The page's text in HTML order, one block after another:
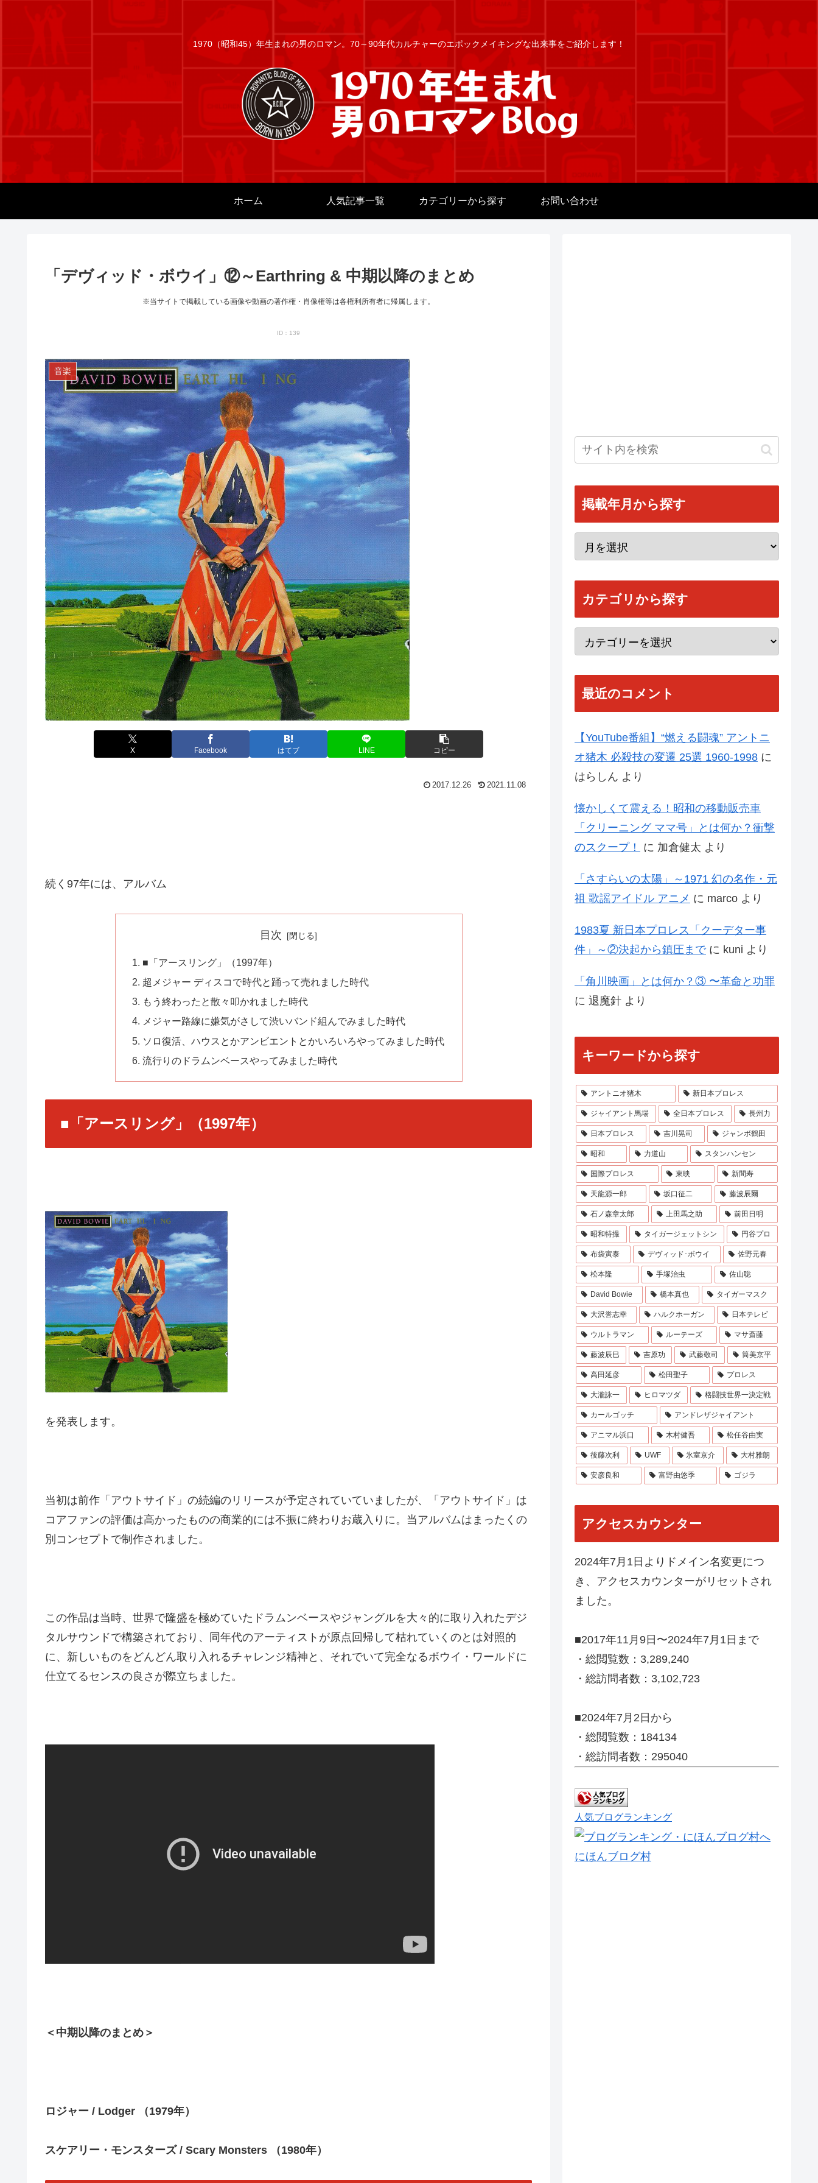
1970（昭和45）年生まれの男のロマン。70～90年代カルチャーのエポックメイキングな出来事をご紹介します！
ホーム 人気記事一覧 カテゴリーから探す お問い合わせ
「デヴィッド・ボウイ」⑫～Earthring & 中期以降のまとめ
※当サイトで掲載している画像や動画の著作権・肖像権等は各権利所有者に帰属します。
ID：139
音楽
X Facebook はてブ LINE コピー
2017.12.26 2021.11.08
続く97年には、アルバム
目次
■「アースリング」（1997年）
超メジャー ディスコで時代と踊って売れました時代
もう終わったと散々叩かれました時代
メジャー路線に嫌気がさして渋いバンド組んでみました時代
ソロ復活、ハウスとかアンビエントとかいろいろやってみました時代
流行りのドラムンベースやってみました時代
■「アースリング」（1997年）
を発表します。
当初は前作「アウトサイド」の続編のリリースが予定されていていましたが、「アウトサイド」は
コアファンの評価は高かったものの商業的には不振に終わりお蔵入りに。当アルバムはまったくの
別コンセプトで制作されました。
この作品は当時、世界で隆盛を極めていたドラムンベースやジャングルを大々的に取り入れたデジ
タルサウンドで構築されており、同年代のアーティストが原点回帰して枯れていくのとは対照的
に、新しいものをどんどん取り入れるチャレンジ精神と、それでいて完全なるボウイ・ワールドに
仕立てるセンスの良さが際立ちました。
＜中期以降のまとめ＞
ロジャー / Lodger （1979年）
スケアリー・モンスターズ / Scary Monsters （1980年）
掲載年月から探す
カテゴリから探す
最近のコメント
【YouTube番組】“燃える闘魂” アントニ
オ猪木 必殺技の変遷 25選 1960-1998 に
はらしん より
懐かしくて震える！昭和の移動販売車
「クリーニング ママ号」とは何か？衝撃
のスクープ！
に 加倉健太 より
「さすらいの太陽」～1971 幻の名作・元
祖 歌謡アイドル アニメ に marco より
1983夏 新日本プロレス「クーデター事
件」～②決起から鎮圧までに kuni より
「角川映画」とは何か？③ 〜革命と功罪
に 退魔針 より
キーワードから探す
アントニオ猪木 新日本プロレス
ジャイアント馬場 全日本プロレス 長州力
日本プロレス 吉川晃司 ジャンボ鶴田
昭和 力道山 スタンハンセン
国際プロレス 東映 新間寿
天龍源一郎 坂口征二 藤波辰爾
石ノ森章太郎 上田馬之助 前田日明
昭和特撮 タイガージェットシン 円谷プロ
布袋寅泰 デヴィッド･ボウイ 佐野元春
松本隆 手塚治虫 佐山聡
David Bowie 橋本真也 タイガーマスク
大沢誉志幸 ハルクホーガン 日本テレビ
ウルトラマン ルーテーズ マサ斎藤
藤波辰巳 吉原功 武藤敬司 筒美京平
高田延彦 松田聖子 プロレス
大瀧詠一 ヒロマツダ 格闘技世界一決定戦
カールゴッチ アンドレザジャイアント
アニマル浜口 木村健吾 松任谷由実
後藤次利 UWF 氷室京介 大村雅朗
安彦良和 富野由悠季 ゴジラ
アクセスカウンター
2024年7月1日よりドメイン名変更につ
き、アクセスカウンターがリセットされ
ました。
■2017年11月9日〜2024年7月1日まで
・総閲覧数：3,289,240
・総訪問者数：3,102,723
■2024年7月2日から
・総閲覧数：184134
・総訪問者数：295040
人気ブログランキング
にほんブログ村